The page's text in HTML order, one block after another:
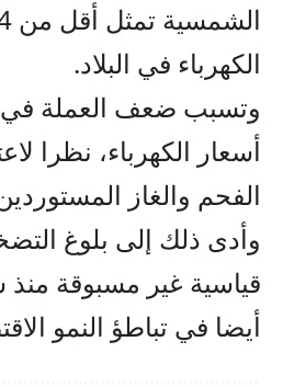
الكهرباء في البلاد.
وتسبب ضعف العملة في
أسعار الكهرباء، نظرا
الفحم والغاز
وأدى ذلك إلى بلوغ
قياسية غير مسبوقة
أيضا في تباطؤ النمو